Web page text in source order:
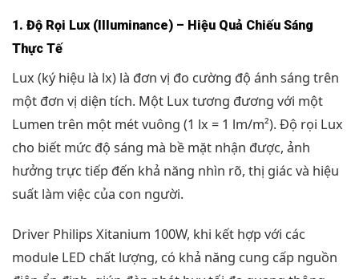
1. Độ Rọi Lux (Illuminance) – Hiệu Quả Chiếu Sáng
Thực Tế
Lux (ký hiệu là lx) là đơn vị đo cường độ ánh sáng trên
một đơn vị diện tích. Một Lux tương đương với một
Lumen trên một mét vuông (1 lx = 1 lm/m²). Độ rọi Lux
cho biết mức độ sáng mà bề mặt nhận được, ảnh
hưởng trực tiếp đến khả năng nhìn rõ, thị giác và hiệu
suất làm việc của con người.
Driver Philips Xitanium 100W, khi kết hợp với các
module LED chất lượng, có khả năng cung cấp nguồn